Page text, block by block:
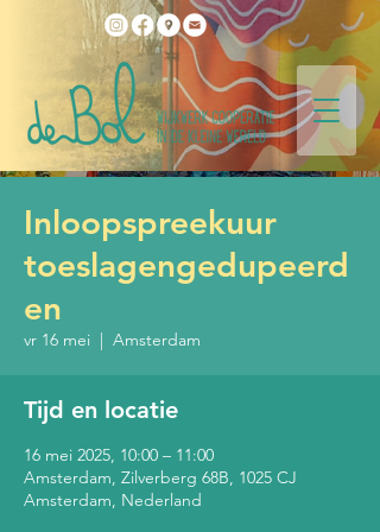
Inloopspreekuur
toeslagengedupeerd
en
vr 16 mei
  |
Amsterdam
Tijd en locatie
16 mei 2025, 10:00 – 11:00
Amsterdam, Zilverberg 68B, 1025 CJ
Amsterdam, Nederland